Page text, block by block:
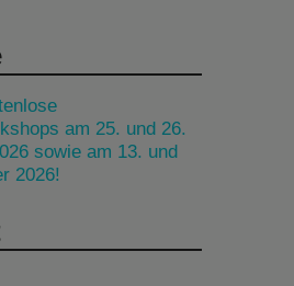
am 25. und 26.
sowie am 13. und
2026!